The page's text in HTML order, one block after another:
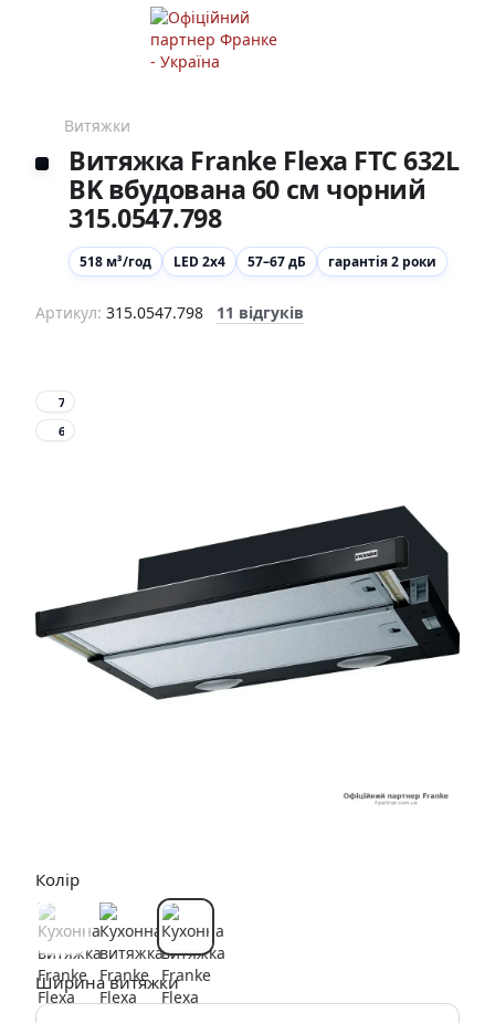
Витяжки
Витяжка Franke Flexa FTC 632L
BK вбудована 60 см чорний
315.0547.798
518 м³/год LED 2х4 57–67 дБ гарантія 2 роки
Артикул: 315.0547.798 11 відгуків
7
6
Колір
Ширина витяжки